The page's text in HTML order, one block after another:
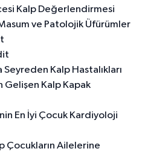
Kalp Değerlendirmesi
ve Patolojik Üfürümler
Kalp Hastalıkları
Gelişen Kalp Kapak
En İyi Çocuk Kardiyoloji
Çocukların Ailelerine